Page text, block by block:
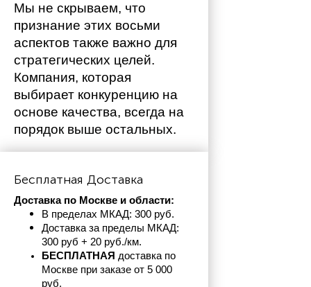
Мы не скрываем, что
признание этих восьми
аспектов также важно для
стратегических целей.
Компания, которая
выбирает конкуренцию на
основе качества, всегда на
порядок выше остальных.
Бесплатная Доставка
Доставка по Москве и области:
В пределах МКАД: 300 руб.
Доставка за пределы МКАД:
300 руб + 20 руб./км.
БЕСПЛАТНАЯ доставка по
Москве при заказе от 5 000
руб.